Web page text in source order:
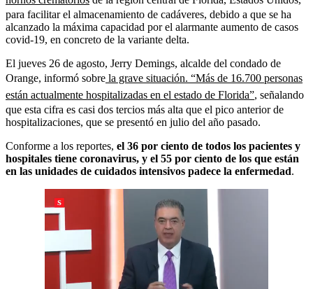
para facilitar el almacenamiento de cadáveres, debido a que se ha
alcanzado la máxima capacidad por el alarmante aumento de casos
covid-19, en concreto de la variante delta.
El jueves 26 de agosto, Jerry Demings, alcalde del condado de
Orange, informó sobre la grave situación. “Más de 16.700 personas
están actualmente hospitalizadas en el estado de Florida”, señalando
que esta cifra es casi dos tercios más alta que el pico anterior de
hospitalizaciones, que se presentó en julio del año pasado.
Conforme a los reportes, el 36 por ciento de todos los pacientes y
hospitales tiene coronavirus, y el 55 por ciento de los que están
en las unidades de cuidados intensivos padece la enfermedad.